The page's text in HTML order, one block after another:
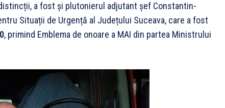
a fost și plutonierul adjutant șef Constantin-
Situații de Urgență al Județului Suceava, care a fost
, primind Emblema de onoare a MAI din partea Ministrului